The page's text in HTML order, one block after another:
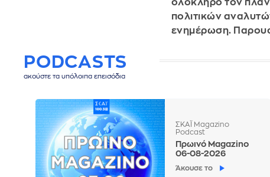
ολόκληρο τον
πολιτικών
ενημέρωση.
PODCASTS
ακούστε τα υπόλοιπα επεισόδια
ΣΚΑΪ Magazino
Podcast
Πρωινό Magazino
06-08-2026
Άκουσε το